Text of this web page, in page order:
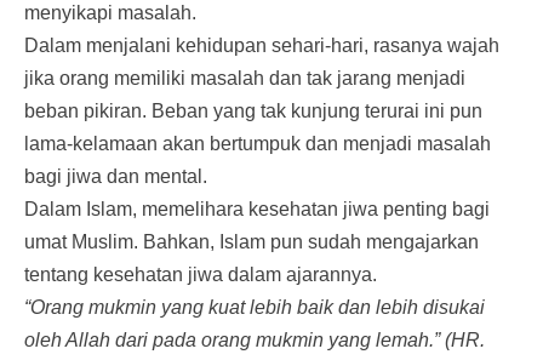
menyikapi masalah.
Dalam menjalani kehidupan sehari-hari, rasanya wajah
jika orang memiliki masalah dan tak jarang menjadi
beban pikiran. Beban yang tak kunjung terurai ini pun
lama-kelamaan akan bertumpuk dan menjadi masalah
bagi jiwa dan mental.
Dalam Islam, memelihara kesehatan jiwa penting bagi
umat Muslim. Bahkan, Islam pun sudah mengajarkan
tentang kesehatan jiwa dalam ajarannya.
“Orang mukmin yang kuat lebih baik dan lebih disukai
oleh Allah dari pada orang mukmin yang lemah.” (HR.